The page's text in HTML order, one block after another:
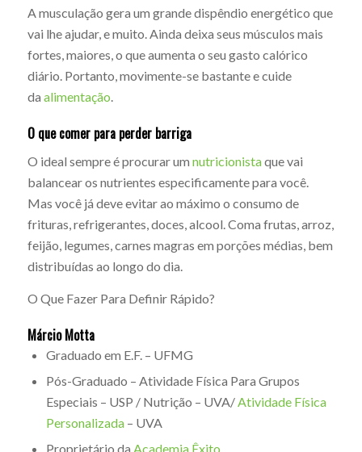
A musculação gera um grande dispêndio energético que
vai lhe ajudar, e muito. Ainda deixa seus músculos mais
fortes, maiores, o que aumenta o seu gasto calórico
diário. Portanto, movimente-se bastante e cuide
da alimentação
O que comer para perder barriga
O ideal sempre é procurar um nutricionistaque vai
balancear os nutrientes especificamente para você.
Mas você já deve evitar ao máximo o consumo de
frituras, refrigerantes, doces, alcool. Coma frutas, arroz,
feijão, legumes, carnes magras em porções médias, bem
distribuídas ao longo do dia.
O Que Fazer Para Definir Rápido?
Márcio Motta
Graduado em E.F. – UFMG
Pós-Graduado – Atividade Física Para Grupos
Especiais – USP / Nutrição – UVA/Atividade Física
Personalizada– UVA
Proprietário da Academia Êxito